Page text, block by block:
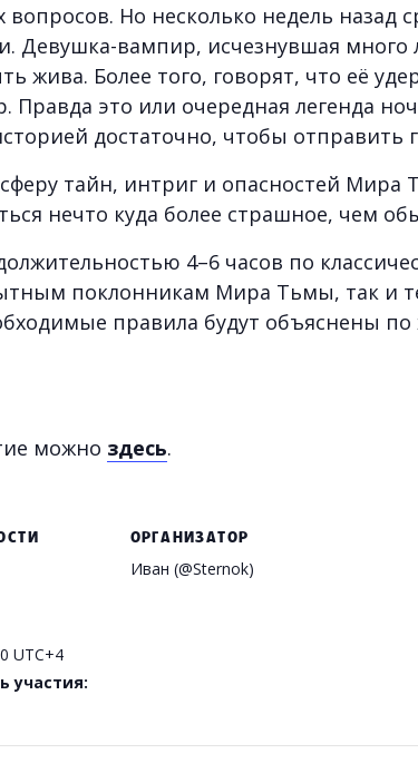
Но несколько недель назад
Девушка-вампир, исчезнувшая много
жива. Более того, говорят, что её
Правда это или очередная легенда
достаточно, чтобы отправить
тайн, интриг и опасностей
нечто куда более страшное, чем
4–6 часов по
поклонникам Мира Тьмы, так и
правила будут объяснены
можно здесь.
UTC+4
участия:
ОРГАНИЗАТОР
Иван (@Sternok)